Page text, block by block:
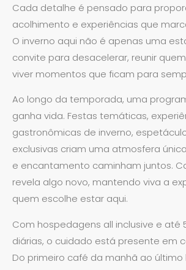
Cada detalhe é pensado para
acolhimento e experiências que
O inverno aqui não é apenas uma
convite para desacelerar, reunir
viver momentos que ficam para
Ao longo da temporada, uma
ganha vida. Festas temáticas,
gastronômicas de inverno,
exclusivas criam uma atmosfera
e encantamento caminham juntos.
revela algo novo, mantendo viva a
quem escolhe estar aqui.
Com hospedagens all inclusive e até
diárias, o cuidado está presente em
Do primeiro café da manhã ao último